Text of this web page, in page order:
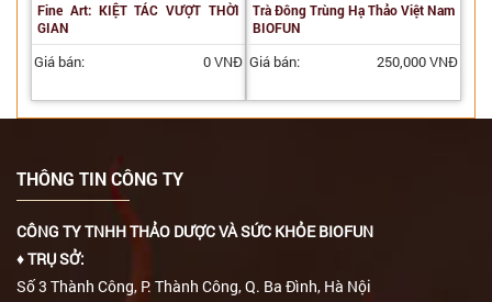
Fine Art: KIỆT TÁC VƯỢT THỜI
GIAN
Giá bán: 0 VNĐ
Trà Đông Trùng Hạ Thảo Việt Nam
BIOFUN
Giá bán: 250,000 VNĐ
THÔNG TIN CÔNG TY
CÔNG TY TNHH THẢO DƯỢC VÀ SỨC KHỎE BIOFUN
♦ TRỤ SỞ:
Số 3 Thành Công, P. Thành Công, Q. Ba Đình, Hà Nội